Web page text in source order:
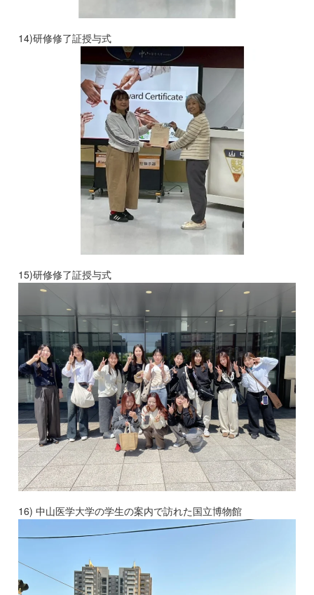
14)研修修了証授与式
15)研修修了証授与式
16) 中山医学大学の学生の案内で訪れた国立博物館